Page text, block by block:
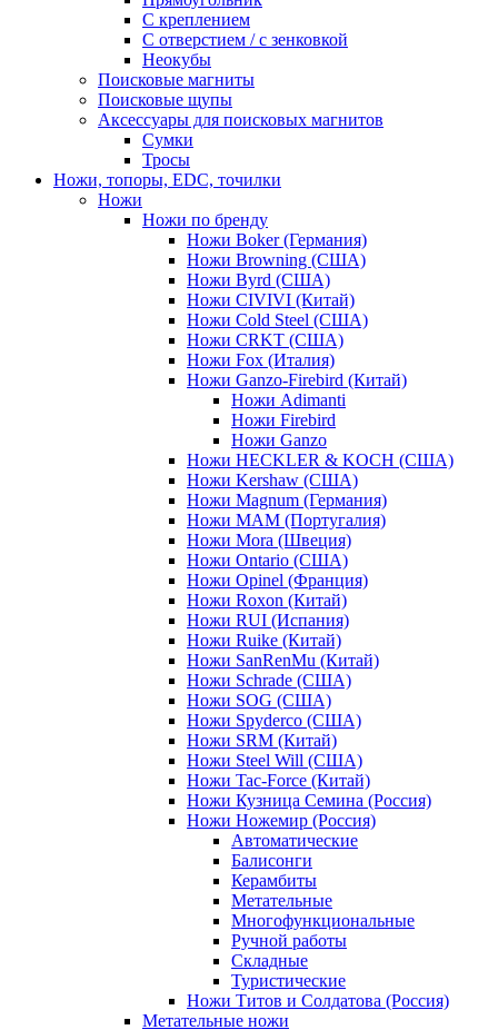
С креплением
С отверстием / с зенковкой
Неокубы
Поисковые магниты
Поисковые щупы
Аксессуары для поисковых магнитов
Сумки
Тросы
Ножи, топоры, EDC, точилки
Ножи
Ножи по бренду
Ножи Boker (Германия)
Ножи Browning (США)
Ножи Byrd (США)
Ножи CIVIVI (Китай)
Ножи Cold Steel (США)
Ножи CRKT (США)
Ножи Fox (Италия)
Ножи Ganzo-Firebird (Китай)
Ножи Adimanti
Ножи Firebird
Ножи Ganzo
Ножи HECKLER & KOCH (США)
Ножи Kershaw (США)
Ножи Magnum (Германия)
Ножи MAM (Португалия)
Ножи Mora (Швеция)
Ножи Ontario (США)
Ножи Opinel (Франция)
Ножи Roxon (Китай)
Ножи RUI (Испания)
Ножи Ruike (Китай)
Ножи SanRenMu (Китай)
Ножи Schrade (США)
Ножи SOG (США)
Ножи Spyderco (США)
Ножи SRM (Китай)
Ножи Steel Will (США)
Ножи Tac-Force (Китай)
Ножи Кузница Семина (Россия)
Ножи Ножемир (Россия)
Автоматические
Балисонги
Керамбиты
Метательные
Многофункциональные
Ручной работы
Складные
Туристические
Ножи Титов и Солдатова (Россия)
Метательные ножи